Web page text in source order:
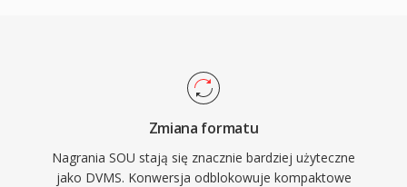
Zmiana formatu
Nagrania SOU stają się znacznie bardziej użyteczne
jako DVMS. Konwersja odblokowuje kompaktowe